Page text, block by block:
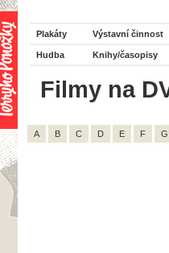
Plakáty Výstavní činnost
Hudba Knihy/časopisy
Filmy na
A B C D E F G